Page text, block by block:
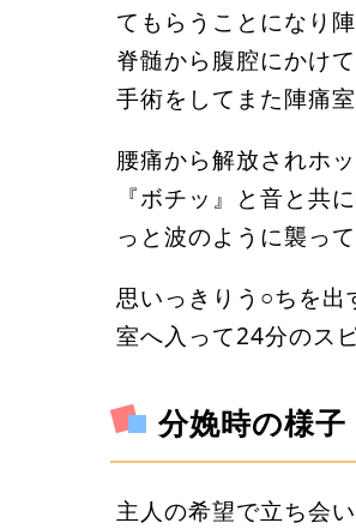
てもらうことになり
脊髄から腹腔にかけ
手術をしてまた陣痛室
腰痛から解放されホ
『ボチッ』と音と共
っと波のように襲っ
思いっきりう○ちを
室へ入って24分のス
分娩時の様子
主人の希望で立ち会い